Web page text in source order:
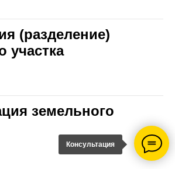
(разделение)
участка
земельного
Консультация